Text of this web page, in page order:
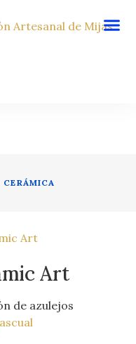
CERÁMICA
Art
de azulejos